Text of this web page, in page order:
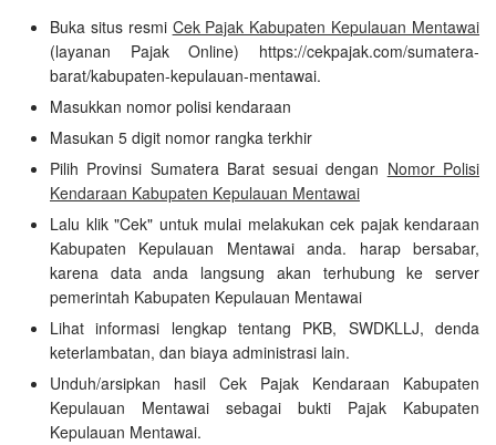
Buka situs resmi Cek Pajak Kabupaten Kepulauan Mentawai
(layanan Pajak Online) https://cekpajak.com/sumatera-
barat/kabupaten-kepulauan-mentawai.
Masukkan nomor polisi kendaraan
Masukan 5 digit nomor rangka terkhir
Pilih Provinsi Sumatera Barat sesuai dengan Nomor Polisi
Kendaraan Kabupaten Kepulauan Mentawai
Lalu klik "Cek" untuk mulai melakukan cek pajak kendaraan
Kabupaten Kepulauan Mentawai anda. harap bersabar,
karena data anda langsung akan terhubung ke server
pemerintah Kabupaten Kepulauan Mentawai
Lihat informasi lengkap tentang PKB, SWDKLLJ, denda
keterlambatan, dan biaya administrasi lain.
Unduh/arsipkan hasil Cek Pajak Kendaraan Kabupaten
Kepulauan Mentawai sebagai bukti Pajak Kabupaten
Kepulauan Mentawai.